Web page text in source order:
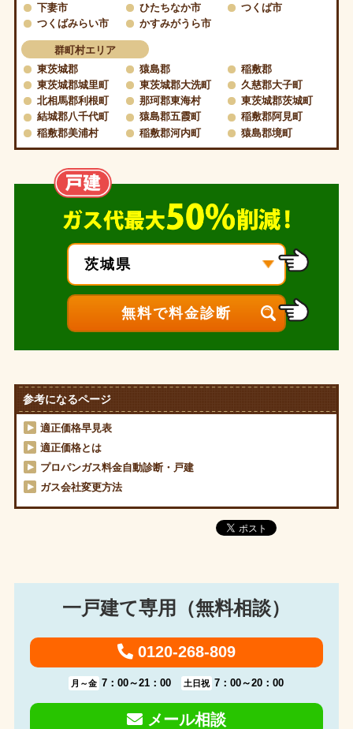
下妻市
ひたちなか市
つくば市
つくばみらい市
かすみがうら市
群町村エリア
東茨城郡
猿島郡
稲敷郡
東茨城郡城里町
東茨城郡大洗町
久慈郡大子町
北相馬郡利根町
那珂郡東海村
東茨城郡茨城町
結城郡八千代町
猿島郡五霞町
稲敷郡阿見町
稲敷郡美浦村
稲敷郡河内町 猿島郡境町
参考になるページ
適正価格早見表
適正価格とは
プロパンガス料金自動診断・戸建
ガス会社変更方法
一戸建て専用（無料相談）
0120-268-809
月～金 7：00～21：00 土日祝 7：00～20：00
メール相談